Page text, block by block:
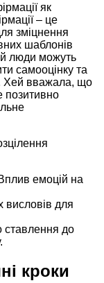
як
– це
зміцнення
шаблонів
люди можуть
самооцінку та
Хей вважала, що
позитивно
емоцій на
висловів для
ставлення до
кроки